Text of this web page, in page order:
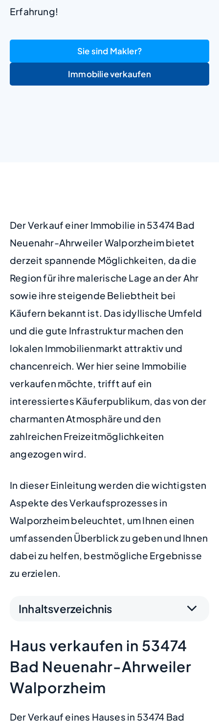
Erfahrung!
Sie sind Makler?
Immobilie verkaufen
Der Verkauf einer Immobilie in 53474 Bad
Neuenahr-Ahrweiler Walporzheim bietet
derzeit spannende Möglichkeiten, da die
Region für ihre malerische Lage an der Ahr
sowie ihre steigende Beliebtheit bei
Käufern bekannt ist. Das idyllische Umfeld
und die gute Infrastruktur machen den
lokalen Immobilienmarkt attraktiv und
chancenreich. Wer hier seine Immobilie
verkaufen möchte, trifft auf ein
interessiertes Käuferpublikum, das von der
charmanten Atmosphäre und den
zahlreichen Freizeitmöglichkeiten
angezogen wird.
In dieser Einleitung werden die wichtigsten
Aspekte des Verkaufsprozesses in
Walporzheim beleuchtet, um Ihnen einen
umfassenden Überblick zu geben und Ihnen
dabei zu helfen, bestmögliche Ergebnisse
zu erzielen.
Inhaltsverzeichnis
Haus verkaufen in 53474
Bad Neuenahr-Ahrweiler
Walporzheim
Der Verkauf eines Hauses in 53474 Bad